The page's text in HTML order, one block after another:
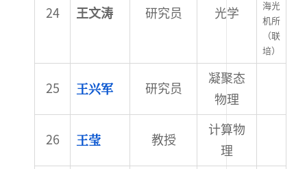
王文涛 研究员 光学
海光
机所
（联
培）
王兴军 研究员
凝聚态
物理
王莹 教授
计算物
理